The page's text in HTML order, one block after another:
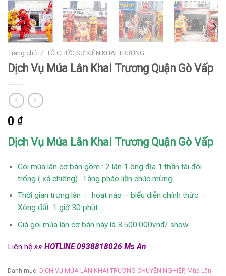
Trang chủ / TỔ CHỨC SỰ KIỆN KHAI TRƯƠNG
Dịch Vụ Múa Lân Khai Trương Quận Gò Vấp
0 ₫
Dịch Vụ Múa Lân Khai Trương Quận Gò Vấp
Gói múa lân cơ bản gồm : 2 lân 1 ông địa 1 thần tài đội
trống ( xả chiêng) -Tặng pháo liễn chúc mừng.
Thời gian trưng lân – hoạt náo – biểu diễn chính thức –
Xông đất :1 giờ 30 phút
Giá gói múa lân cơ bản này là 3.500.000vnđ/ show.
Liên hệ »» HOTLINE 0938818026 Ms An
Danh mục: DỊCH VỤ MÚA LÂN KHAI TRƯƠNG CHUYÊN NGHIỆP, Múa Lân